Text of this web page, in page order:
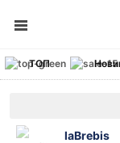
ТОП
laBrebis